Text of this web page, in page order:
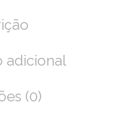
adicional
(0)